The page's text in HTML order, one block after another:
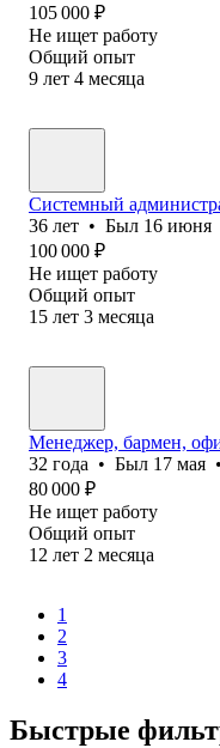
105 000 ₽
Не ищет работу
Общий опыт
9 лет 4 месяца
Системный
36 лет • Был 16 июня
100 000 ₽
Не ищет работу
Общий опыт
15 лет 3 месяца
Менеджер, бармен,
32 года • Был 17 мая •
80 000 ₽
Не ищет работу
Общий опыт
12 лет 2 месяца
1
2
3
4
Быстрые